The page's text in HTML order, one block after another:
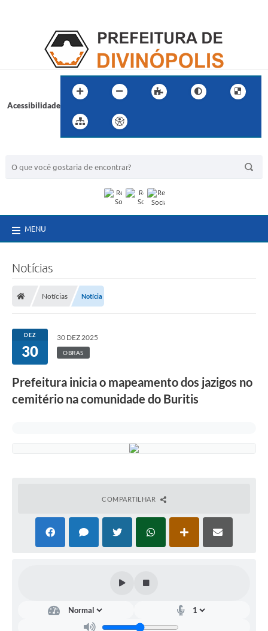
Acessibilidade
MENU
Notícias
Notícias Notícia
DEZ
30
30 DEZ 2025
OBRAS
Prefeitura inicia o mapeamento dos jazigos no
cemitério na comunidade do Buritis
COMPARTILHAR